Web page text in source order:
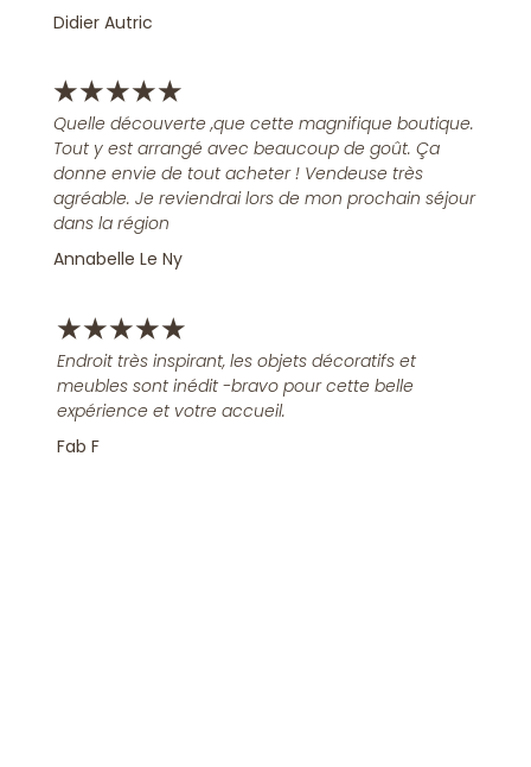
Didier Autric
★★★★★
Quelle découverte ,que cette magnifique boutique.
Tout y est arrangé avec beaucoup de goût. Ça
donne envie de tout acheter ! Vendeuse très
agréable. Je reviendrai lors de mon prochain séjour
dans la région
Annabelle Le Ny
★★★★★
Endroit très inspirant, les objets décoratifs et
meubles sont inédit -bravo pour cette belle
expérience et votre accueil.
Fab F